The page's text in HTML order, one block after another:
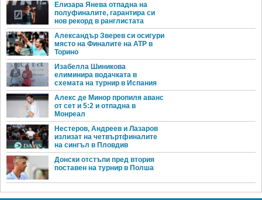
Елизара Янева отпадна на
полуфиналите, гарантира си
нов рекорд в ранглистата
Александър Зверев си осигури
място на Финалите на ATP в
Торино
Изабелла Шиникова
елиминира водачката в
схемата на турнир в Испания
Алекс де Минор пропиля аванс
от сет и 5:2 и отпадна в
Монреал
Нестеров, Андреев и Лазаров
излизат на четвъртфиналите
на сингъл в Пловдив
Донски отстъпи пред втория
поставен на турнир в Полша